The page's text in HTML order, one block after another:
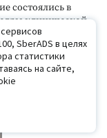
состоялись в
клинической
А.Н.Алехин,
SberADS в целях
статистики
на сайте,